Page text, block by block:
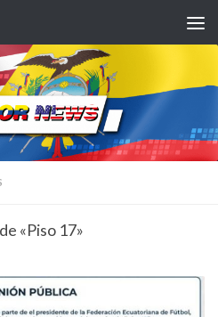
«Piso 17»